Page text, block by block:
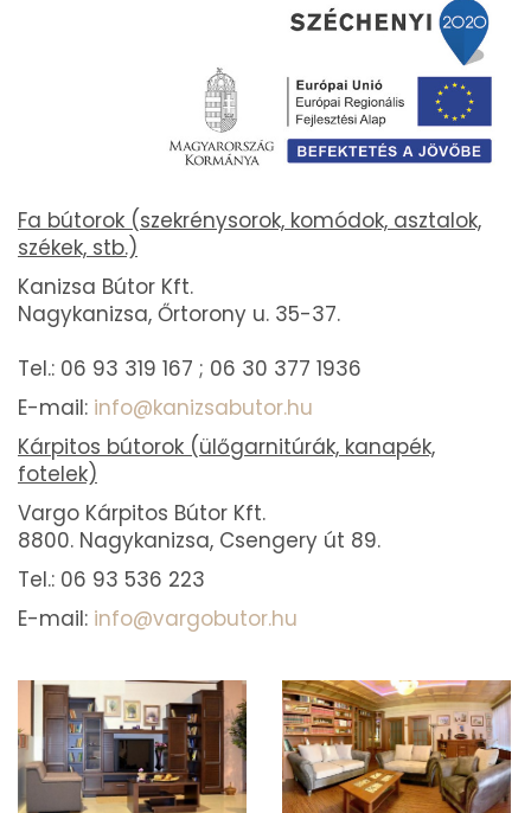
Fa bútorok (szekrénysorok, komódok, asztalok,
székek, stb.)
Kanizsa Bútor Kft.
Nagykanizsa, Őrtorony u. 35-37.
Tel.: 06 93 319 167 ; 06 30 377 1936
E-mail: info@kanizsabutor.hu
Kárpitos bútorok (ülőgarnitúrák, kanapék,
fotelek)
Vargo Kárpitos Bútor Kft.
8800. Nagykanizsa, Csengery út 89.
Tel.: 06 93 536 223
E-mail: info@vargobutor.hu